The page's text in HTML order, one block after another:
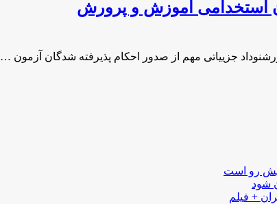
استخدامی آموزش و پرورش
جزییاتی مهم از صدور احکام پذیرفته شدگان آزمون …
رو است
شود
+ فیلم